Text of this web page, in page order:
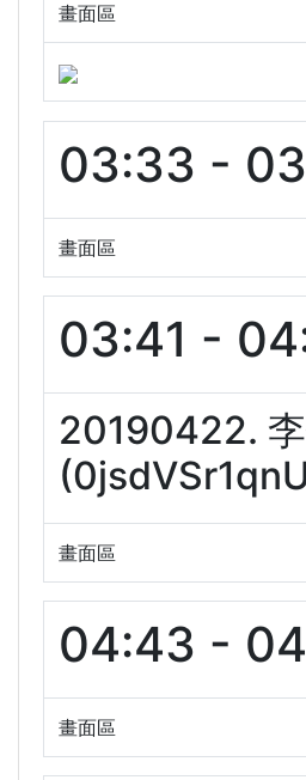
畫面區
03:33 -
畫面區
03:41 -
20190422.
畫面區
04:43 -
畫面區